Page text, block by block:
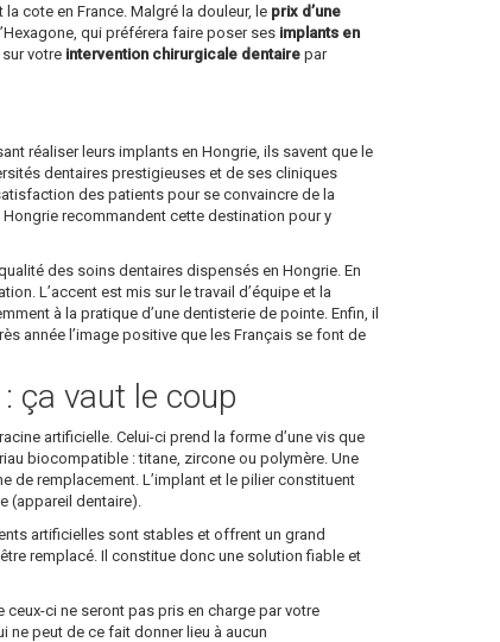
la cote en France. Malgré la douleur, le prix d’une
qui préférera faire poser ses implants en
sur votre intervention chirurgicale dentaire par
réaliser leurs implants en Hongrie, ils savent que le
dentaires prestigieuses et de ses cliniques
des patients pour se convaincre de la
recommandent cette destination pour y
des soins dentaires dispensés en Hongrie. En
L’accent est mis sur le travail d’équipe et la
à la pratique d’une dentisterie de pointe. Enfin, il
année l’image positive que les Français se font de
ça vaut le coup
artificielle. Celui-ci prend la forme d’une vis que
biocompatible : titane, zircone ou polymère. Une
de remplacement. L’implant et le pilier constituent
(appareil dentaire).
artificielles sont stables et offrent un grand
remplacé. Il constitue donc une solution fiable et
ceux-ci ne seront pas pris en charge par votre
peut de ce fait donner lieu à aucun